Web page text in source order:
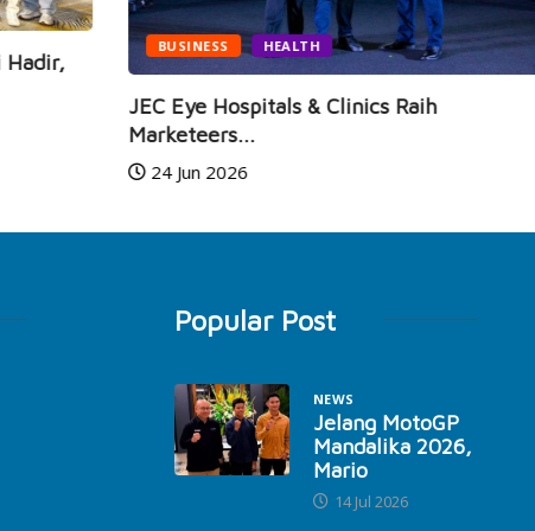
BUSINESS HEALTH
JEC Eye Hospitals & Clinics Raih
Marketeers...
24 Jun 2026
Popular Post
NEWS
Jelang MotoGP
Mandalika 2026,
Mario
14 Jul 2026